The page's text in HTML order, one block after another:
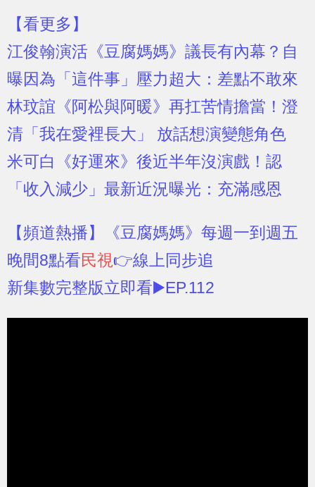
【看更多】
江俊翰演活《豆腐媽媽》議長有內幕？自
曝因為「這件事」壓力超大：差點不敢來
林玟誼《阿松與阿暖》再扛苦情擔當！澄
清「我在愛裡長大」 放話想演變態角色
米可白《好運來》後近半年沒演戲！認
「收入減少」最新近況曝光：充滿感恩
【頻道熱播】
《豆腐媽媽》每週一到週五
晚間8點看民視👉線上同步追
新集數完整版立即看▶️EP.112